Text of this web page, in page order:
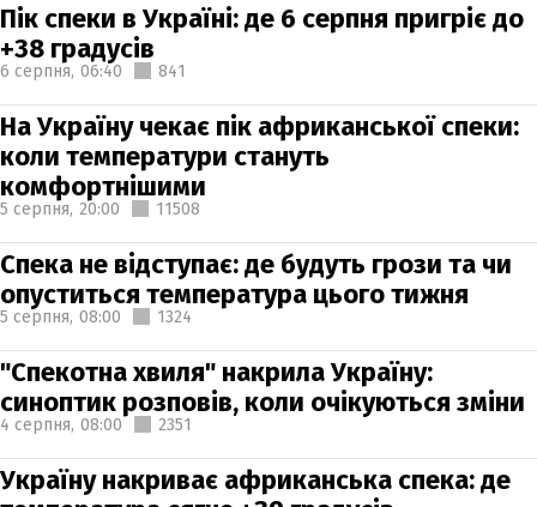
Пік спеки в Україні: де 6 серпня пригріє до
+38 градусів
6 серпня, 06:40 841
На Україну чекає пік африканської спеки:
коли температури стануть
комфортнішими
5 серпня, 20:00 11508
Спека не відступає: де будуть грози та чи
опуститься температура цього тижня
5 серпня, 08:00 1324
"Спекотна хвиля" накрила Україну:
синоптик розповів, коли очікуються зміни
4 серпня, 08:00 2351
Україну накриває африканська спека: де